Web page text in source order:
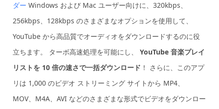
ダー Windows および Mac ユーザー向けに、320kbps、
256kbps、128kbps のさまざまなオプションを使用して、
YouTube から高品質でオーディオをダウンロードするのに役
立ちます。 ターボ高速処理を可能にし、
YouTube 音楽プレイ
リストを 10 倍の速さで一括ダウンロード ！ さらに、このアプ
リは 1,000 のビデオ ストリーミング サイトから MP4、
MOV、M4A、AVI などのさまざまな形式でビデオをダウンロー